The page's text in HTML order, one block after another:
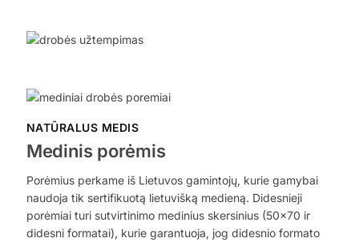
NATŪRALUS MEDIS
Medinis porėmis
Porėmius perkame iš Lietuvos gamintojų, kurie gamybai
naudoja tik sertifikuotą lietuvišką medieną. Didesnieji
porėmiai turi sutvirtinimo medinius skersinius (50×70 ir
didesni formatai), kurie garantuoja, jog didesnio formato